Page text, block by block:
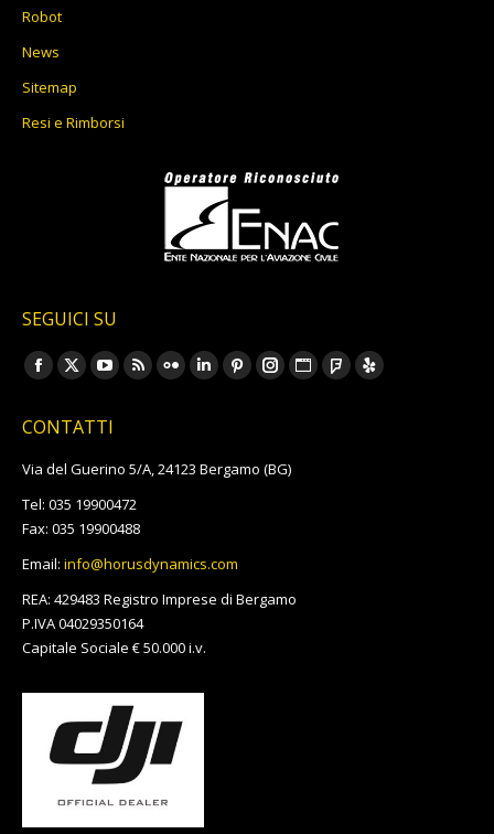
Robot
News
Sitemap
Resi e Rimborsi
SEGUICI SU
Ci puoi trovare su:
Facebook
opens
in
window
X
opens
in
window
YouTube
opens
in
window
Rss
in
window
Flickr
in
Linkedin
in
Pinterest
in
Instagram
in
Sito Foursquare
Yelp
CONTATTI
Via del Guerino 5/A, 24123 Bergamo (BG)
Tel: 035 19900472
Fax: 035 19900488
Email: info@horusdynamics.com
REA: 429483 Registro Imprese di Bergamo
P.IVA 04029350164
Capitale Sociale € 50.000 i.v.